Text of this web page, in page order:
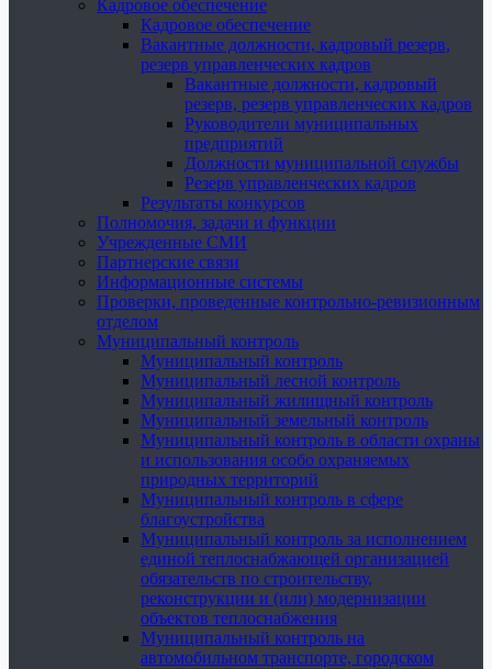
Кадровое обеспечение
Кадровое обеспечение
Вакантные должности, кадровый резерв,
резерв управленческих кадров
Вакантные должности, кадровый
резерв, резерв управленческих кадров
Руководители муниципальных
предприятий
Должности муниципальной службы
Резерв управленческих кадров
Результаты конкурсов
Полномочия, задачи и функции
Учрежденные СМИ
Партнерские связи
Информационные системы
Проверки, проведенные контрольно-ревизионным
отделом
Муниципальный контроль
Муниципальный контроль
Муниципальный лесной контроль
Муниципальный жилищный контроль
Муниципальный земельный контроль
Муниципальный контроль в области охраны
и использования особо охраняемых
природных территорий
Муниципальный контроль в сфере
благоустройства
Муниципальный контроль за исполнением
единой теплоснабжающей организацией
обязательств по строительству,
реконструкции и (или) модернизации
объектов теплоснабжения
Муниципальный контроль на
автомобильном транспорте, городском